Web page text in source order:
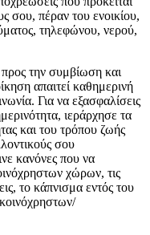
σου, πέραν του ενοικίου,
τηλεφώνου, νερού,
την συμβίωση και
απαιτεί καθημερινή
Για να εξασφαλίσεις
ιεράρχησε τα
και του τρόπου ζωής
σου
κανόνες που να
χώρων, τις
το κάπνισμα εντός του